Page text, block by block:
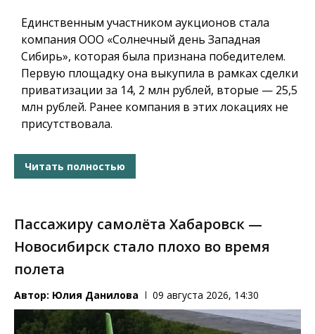
Единственным участником аукционов стала
компания ООО «Солнечный день Западная
Сибирь», которая была признана победителем.
Первую площадку она выкупила в рамках сделки
приватизации за 14, 2 млн рублей, вторые — 25,5
млн рублей. Ранее компания в этих локациях не
присутствовала.
Читать полностью
Пассажиру самолёта Хабаровск —
Новосибирск стало плохо во время
полета
Автор: Юлия Данилова 09 августа 2026, 14:30